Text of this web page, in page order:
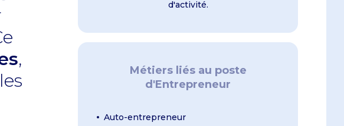
,
d'activité.
Métiers liés au poste
d'Entrepreneur
Auto-entrepreneur